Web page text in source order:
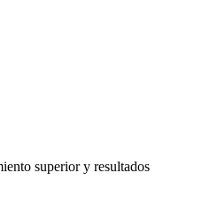
superior y resultados